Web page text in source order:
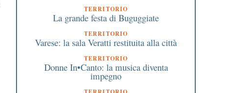
TERRITORIO
La grande festa di Buguggiate
TERRITORIO
Varese: la sala Veratti restituita alla città
TERRITORIO
Donne In•Canto: la musica diventa
impegno